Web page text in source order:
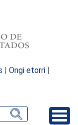
| Ongi etorri |